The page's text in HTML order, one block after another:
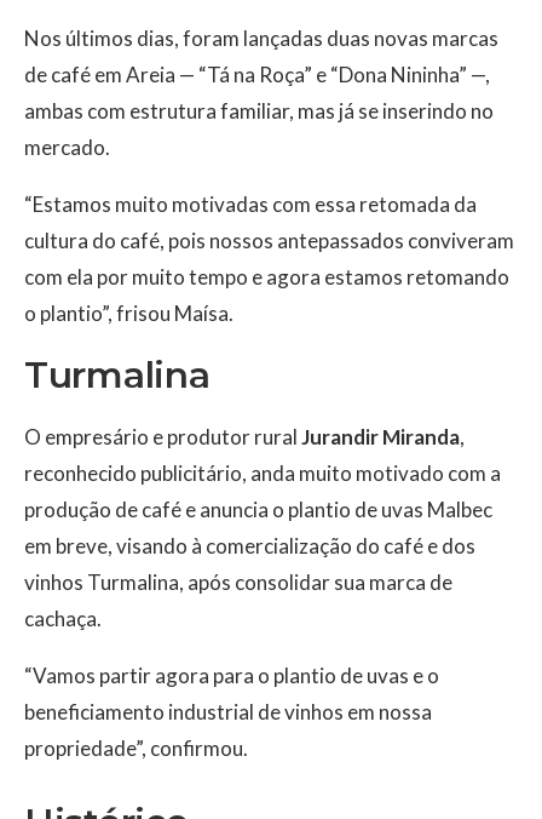
Nos últimos dias, foram lançadas duas novas marcas
de café em Areia — “Tá na Roça” e “Dona Nininha” —,
ambas com estrutura familiar, mas já se inserindo no
mercado.
“Estamos muito motivadas com essa retomada da
cultura do café, pois nossos antepassados conviveram
com ela por muito tempo e agora estamos retomando
o plantio”, frisou Maísa.
Turmalina
O empresário e produtor ruralJurandir Miranda,
reconhecido publicitário, anda muito motivado com a
produção de café e anuncia o plantio de uvas Malbec
em breve, visando à comercialização do café e dos
vinhos Turmalina, após consolidar sua marca de
cachaça.
“Vamos partir agora para o plantio de uvas e o
beneficiamento industrial de vinhos em nossa
propriedade”, confirmou.